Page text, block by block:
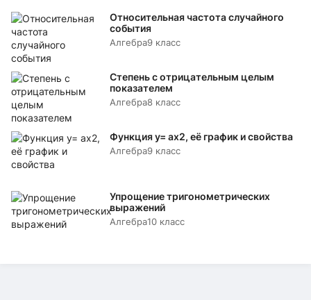
Относительная частота случайного
события
Алгебра9 класс
Степень с отрицательным целым
показателем
Алгебра8 класс
Функция y= аx2, её график и свойства
Алгебра9 класс
Упрощение тригонометрических
выражений
Алгебра10 класс